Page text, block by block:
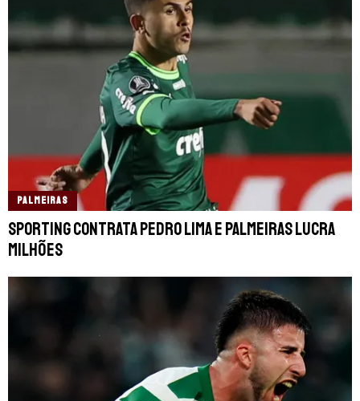
PALMEIRAS
Sporting contrata Pedro Lima e Palmeiras lucra
milhões